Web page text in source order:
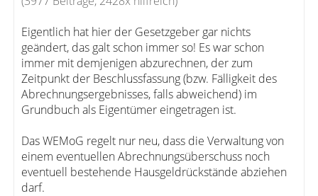
Eigentlich hat hier der Gesetzgeber gar nichts
geändert, das galt schon immer so! Es war schon
immer mit demjenigen abzurechnen, der zum
Zeitpunkt der Beschlussfassung (bzw. Fälligkeit des
Abrechnungsergebnisses, falls abweichend) im
Grundbuch als Eigentümer eingetragen ist.
Das WEMoG regelt nur neu, dass die Verwaltung von
einem eventuellen Abrechnungsüberschuss noch
eventuell bestehende Hausgeldrückstände abziehen
darf.